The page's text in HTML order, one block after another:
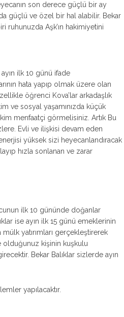
son derece güçlü bir ay
güçlü ve özel bir hal alabilir. Bekar
ruhunuzda Aşk’ın hakimiyetini
ilk 10 günü ifade
hata yapıp olmak üzere olan
öğrenci Kova’lar arkadaşlık
ve sosyal yaşamınızda küçük
menfaatçi görmelisiniz. Artık Bu
Evli ve ilişkisi devam eden
yüksek sizi heyecanlandıracak
hızla sonlanan ve zarar
ilk 10 gününde doğanlar
ise ayın ilk 15 günü emeklerinin
yatırımları gerçekleştirerek
olduğunuz kişinin kuşkulu
Bekar Balıklar sizlerde ayın
yapılacaktır.